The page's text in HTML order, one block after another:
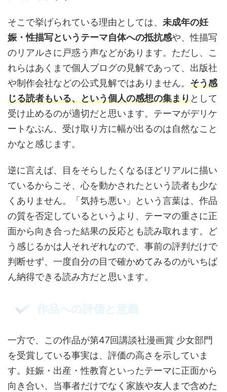
そこで挙げられている理由としては、 未成年の妊
娠・性描写というテーマ自体への抵抗感や、性描写
のリアルさに戸惑う声などがあります。ただし、こ
れらはあくまで個人ブログの見解であって、出版社
や制作会社などの公式見解ではありません。 そう感
じる読者もいる、という個人の感想の集まりとして
受け止めるのが適切だと思います。テーマがデリケ
ートなぶん、受け取り方に幅が出るのは自然なこと
かなと感じます。
逆に言えば、目をそらしたくなるほどリアルに描い
ているからこそ、心を動かされたという読者も少な
くありません。「気持ち悪い」という言葉は、作品
の質を否定しているというより、テーマの重さに正
面から向き合った結果の反応とも読み取れます。ど
う感じるかは人それぞれなので、事前の評判だけで
判断せず、一度自分の目で確かめてみるのがいちば
ん納得できる読み方だと思います。
作品への評価と意義
一方で、この作品が第47回講談社漫画賞 少女部門
を受賞している事実は、評価の高さを示していま
す。妊娠・出産・性教育といったテーマに正面から
向き合い、当事者だけでなく家族や友人まで含めた